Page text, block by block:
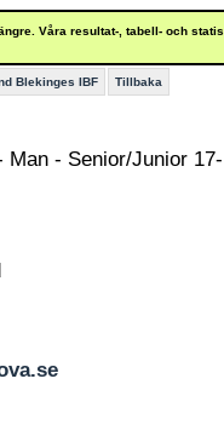
Våra resultat-, tabell- och
Blekinges IBF Tillbaka
Man - Senior/Junior